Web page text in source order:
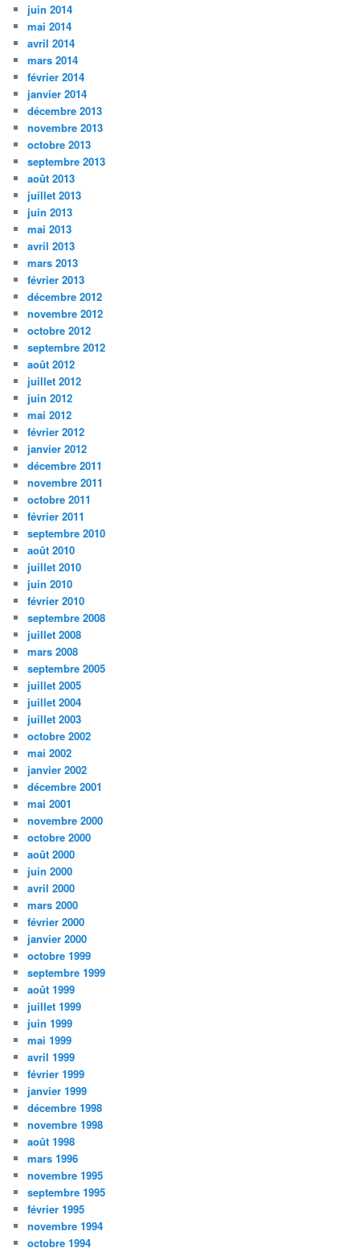
juin 2014
mai 2014
avril 2014
mars 2014
février 2014
janvier 2014
décembre 2013
novembre 2013
octobre 2013
septembre 2013
août 2013
juillet 2013
juin 2013
mai 2013
avril 2013
mars 2013
février 2013
décembre 2012
novembre 2012
octobre 2012
septembre 2012
août 2012
juillet 2012
juin 2012
mai 2012
février 2012
janvier 2012
décembre 2011
novembre 2011
octobre 2011
février 2011
septembre 2010
août 2010
juillet 2010
juin 2010
février 2010
septembre 2008
juillet 2008
mars 2008
septembre 2005
juillet 2005
juillet 2004
juillet 2003
octobre 2002
mai 2002
janvier 2002
décembre 2001
mai 2001
novembre 2000
octobre 2000
août 2000
juin 2000
avril 2000
mars 2000
février 2000
janvier 2000
octobre 1999
septembre 1999
août 1999
juillet 1999
juin 1999
mai 1999
avril 1999
février 1999
janvier 1999
décembre 1998
novembre 1998
août 1998
mars 1996
novembre 1995
septembre 1995
février 1995
novembre 1994
octobre 1994